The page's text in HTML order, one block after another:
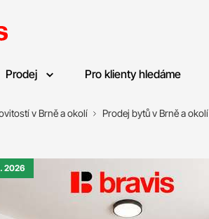
Prodej Pro klienty hledáme
v Brně a okolí Prodej bytů v Brně a okolí
2026